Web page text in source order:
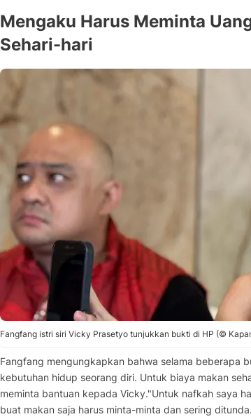
Mengaku Harus Meminta
Sehari-hari
Fangfang istri siri Vicky Prasetyo tunjukkan bukti di HP (©
Fangfang mengungkapkan bahwa selama beberapa
kebutuhan hidup seorang diri. Untuk biaya makan
meminta bantuan kepada Vicky."Untuk nafkah saya
buat makan saja harus minta-minta dan sering